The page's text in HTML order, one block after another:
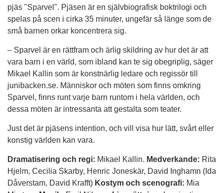
pjäs "Sparvel". Pjäsen är en självbiografisk boktrilogi och
spelas på scen i cirka 35 minuter, ungefär så länge som de
små barnen orkar koncentrera sig.
– Sparvel är en rättfram och ärlig skildring av hur det är att
vara barn i en värld, som ibland kan te sig obegriplig, säger
Mikael Kallin som är konstnärlig ledare och regissör till
junibacken.se. Människor och möten som finns omkring
Sparvel, ﬁnns runt varje barn runtom i hela världen, och
dessa möten är intressanta att gestalta som teater.
Just det är pjäsens intention, och vill visa hur lätt, svårt eller
konstig världen kan vara.
Dramatisering och regi: Mikael Kallin. Medverkande: Rita
Hjelm, Cecilia Skarby, Henric Joneskär, David Inghamn (Ida
Dåverstam, David Krafft) Kostym och scenografi: Mia